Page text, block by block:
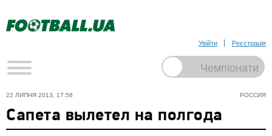
Увійти Реєстрація
РОССИЯ
22 ЛИПНЯ 2013, 17:58
Сапета вылетел на полгода